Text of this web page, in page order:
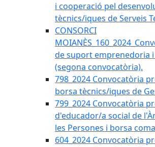
i cooperació pel
tècnics/iques de Serveis
CONSORCI
de suport emprenedoria
(segona convocatòria).
798_2024 Convocatòria
borsa tècnics/iques de
799_2024 Convocatòria
d'educador/a social de
les Persones i borsa
604_2024 Convocatòria